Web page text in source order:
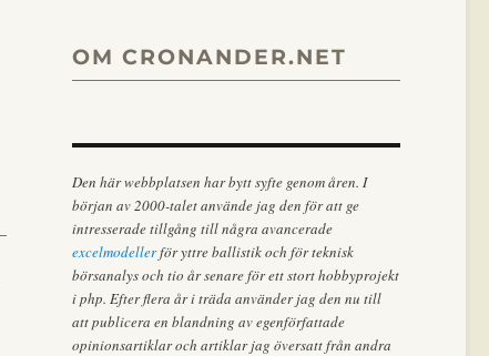
OM CRONANDER.NET
Den här webbplatsen har bytt syfte genom åren. I
början av 2000-talet använde jag den för att ge
intresserade tillgång till några avancerade
excelmodellerför yttre ballistik och för teknisk
börsanalys och tio år senare för ett stort hobbyprojekt
i php. Efter flera år i träda använder jag den nu till
att publicera en blandning av egenförfattade
opinionsartiklar och artiklar jag översatt från andra